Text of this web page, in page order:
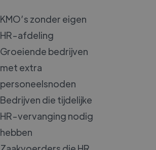
KMO’s zonder eigen
HR-afdeling
Groeiende bedrijven
met extra
personeelsnoden
Bedrijven die tijdelijke
HR-vervanging nodig
hebben